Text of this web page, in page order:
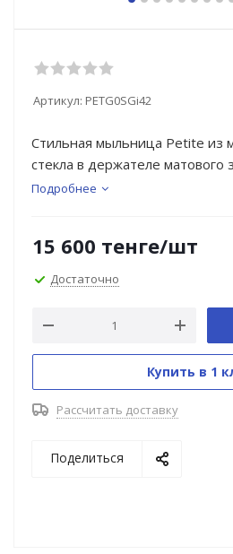
Артикул: PETG0SGi42
Стильная мыльница Petite из
стекла в держателе матового
спокойным дизайном и
делает её универсальным
сделают его завершённым и
дополнят смесители IDDIS®
Duna по цвету и форме.
Основной материал –
помещении ванной и даже в
Подробнее
15 600 тенге/шт
Достаточно
Купить в 1
Рассчитать доставку
Поделиться